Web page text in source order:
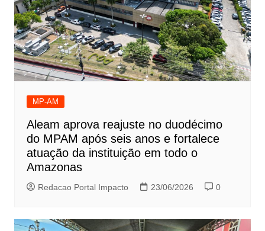
MP-AM
Aleam aprova reajuste no duodécimo
do MPAM após seis anos e fortalece
atuação da instituição em todo o
Amazonas
Redacao Portal Impacto 23/06/2026 0